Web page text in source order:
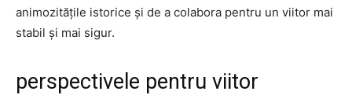
animozitățile istorice și de a colabora pentru un viitor mai
stabil și mai sigur.
perspectivele pentru viitor